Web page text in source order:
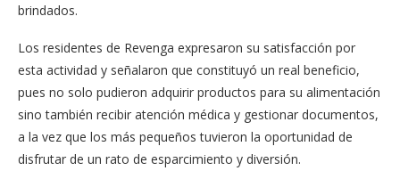
brindados.
Los residentes de Revenga expresaron su satisfacción por
esta actividad y señalaron que constituyó un real beneficio,
pues no solo pudieron adquirir productos para su alimentación
sino también recibir atención médica y gestionar documentos,
a la vez que los más pequeños tuvieron la oportunidad de
disfrutar de un rato de esparcimiento y diversión.